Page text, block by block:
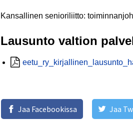
Kansallinen senioriliitto:
Lausunto valtion
Jaa Facebookissa Jaa